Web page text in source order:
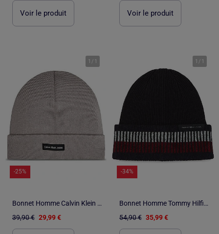
Voir le produit Voir le produit
1 / 1
-25%
Bonnet Homme Calvin Klein Jeans
39,90 € 29,99 €
1 / 1
-34%
Bonnet Homme Tommy Hilfiger
54,90 € 35,99 €